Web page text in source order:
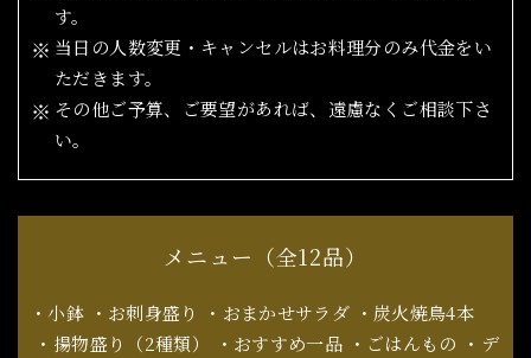
す。
当日の人数変更・キャンセルはお料理分のみ代金をい
ただきます。
その他ご予算、ご要望があれば、遠慮なくご相談下さ
い。
メニュー（全12品）
・小鉢 ・お刺身盛り ・おまかせサラダ ・炭火焼鳥4本
​​​​​​​ ・揚物盛り（2種類） ・おすすめ一品 ・ごはんもの ・デ